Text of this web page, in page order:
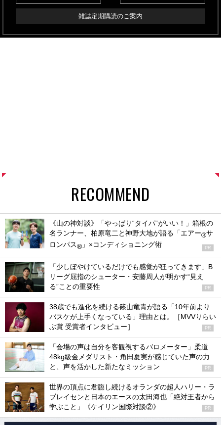
雑誌定期購読のご案内
RECOMMEND
《山の神対談》「やっぱり“タイパ”がいい！」箱根の
名ランナー、柏原竜二と神野大地が語る「エアー®サ
ロンパス® 」×コンディショニング術 PR
「少しぼやけているだけでも感覚が狂ってきます」B
リーグ屈指のシューター・安藤周人が明かす“見え
る”ことの重要性
PR
38歳でも進化を続ける篠山竜青が語る「10年前より
バスケが上手くなっている」理由とは。［MVVりらい
ぶ賞 受賞者インタビュー］
PR
「会場の声は自分を客観視するバロメーター」柔道
48kg級金メダリスト・角田夏実が感じていた声の力
と、声を活かした新たなミッション
PR
世界の頂点に君臨し続けるオランダの超人ハリー・ラ
ブレイセンと日本のエースの太田海也「絶対王者から
学ぶこと」《ケイリン国際対談②》
PR